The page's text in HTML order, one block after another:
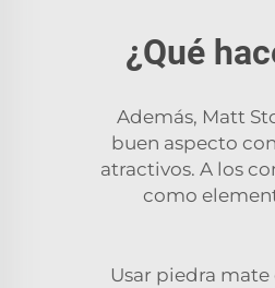
¿Qué
Además, Matt
buen aspecto
atractivos. A los
como
Usar piedra